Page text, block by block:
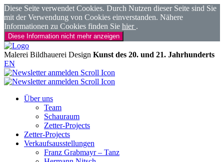
Diese Seite verwendet Cookies. Durch Nutzen dieser Seite sind Sie
mit der Verwendung von Cookies einverstanden. Nähere
Informationen zu Cookies finden Sie hier .
Diese Information nicht mehr anzeigen
Malerei Bildhauerei Design Kunst des 20. und 21. Jahrhunderts
EN
Über uns
Team
Schauraum
Zetter-Projects
Zetter-Projects
Verkaufsausstellungen
Franz Grabmayr – Tanz